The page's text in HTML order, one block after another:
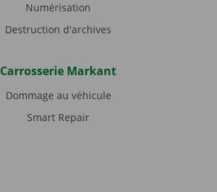
Numérisation
Destruction d'archives
Carrosserie Markant
Dommage au véhicule
Smart Repair